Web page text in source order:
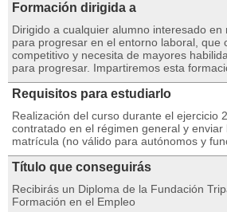
Formación dirigida a
Dirigido a cualquier alumno interesado en
para progresar en el entorno laboral, que
competitivo y necesita de mayores
para progresar. Impartiremos esta
Requisitos para estudiarlo
Realización del curso durante el ejercicio
contratado en el régimen general y enviar
matrícula (no válido para autónomos y
Título que conseguirás
Recibirás un Diploma de la Fundación
Formación en el Empleo